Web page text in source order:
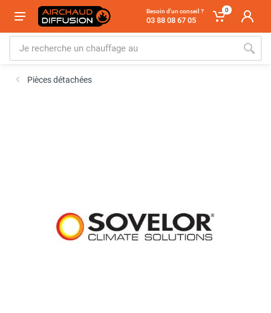
Besoin d'un conseil ?
03 88 08 67 05
0
Pièces détachées